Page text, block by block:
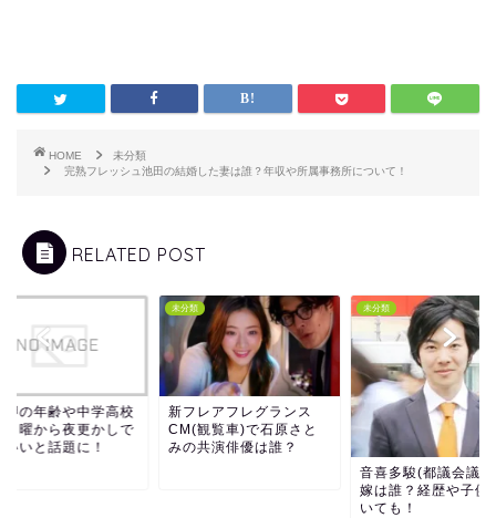
HOME
未分類
完熟フレッシュ池田の結婚した妻は誰？年収や所属事務所について！
RELATED POST
岬の年齢や中学高校
月曜から夜更かしで
いいと話題に！
未分類
新フレアフレグランス
CM(観覧車)で石原さと
みの共演俳優は誰？
未分類
音喜多駿(都議会議
嫁は誰？経歴や子供
いても！